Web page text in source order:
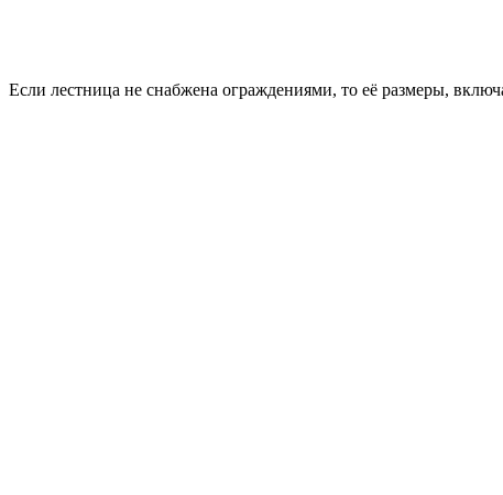
Если лестница не снабжена ограждениями, то её размеры,